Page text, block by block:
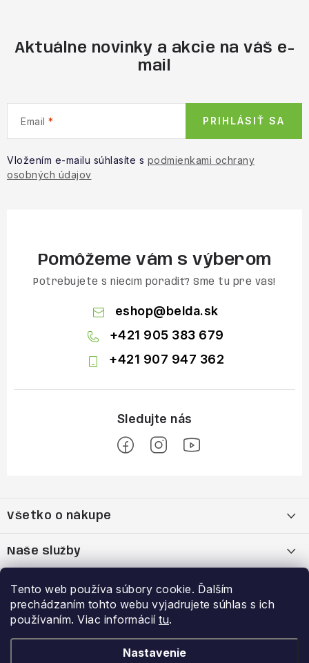
Tento web používa súbory cookie. Ďalším
prechádzaním tohto webu vyjadrujete súhlas s ich
používaním. Viac informácií tu.
Nastavenie
Aktuálne novinky a akcie na váš e-
mail
Email
Vložením e-mailu súhlasíte s podmienkami ochrany
osobných údajov
PRIHLÁSIŤ SA
Pomôžeme vám s výberom
Potrebujete s niečím poradiť? Sme tu pre vás!
eshop@belda.sk
+421 905 383 679
+421 907 947 362
p
t
Všetko o nákupe
OBCHODNÉ PODMIENKY
Zásady spracovania a ochrany osobných údajov
Naše služby
Bootfitting - Tvarovanie Lyžiarok v Nitre
Dynamická analýza chodidla
Výhody a zľavy
Garancia najnižšej ceny
Prihlásenie